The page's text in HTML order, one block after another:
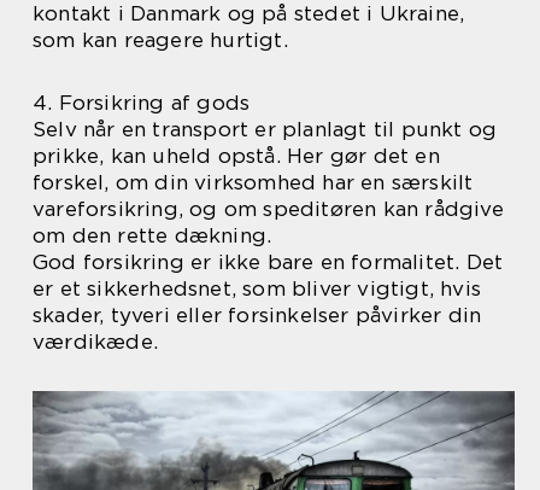
kontakt i Danmark og på stedet i Ukraine,
som kan reagere hurtigt.
4. Forsikring af gods
Selv når en transport er planlagt til punkt og
prikke, kan uheld opstå. Her gør det en
forskel, om din virksomhed har en særskilt
vareforsikring, og om speditøren kan rådgive
om den rette dækning.
God forsikring er ikke bare en formalitet. Det
er et sikkerhedsnet, som bliver vigtigt, hvis
skader, tyveri eller forsinkelser påvirker din
værdikæde.